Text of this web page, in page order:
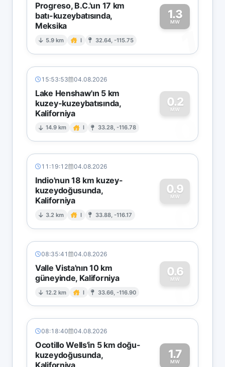
Progreso, B.C.'un 17 km
batı-kuzeybatısında,
Meksika
5.9 km I 32.64, -115.75
1.3
MW
1
15:53:53 04.08.2026
Lake Henshaw'ın 5 km
kuzey-kuzeybatısında,
Kaliforniya
14.9 km I 33.28, -116.78
0.2
MW
0
11:19:12 04.08.2026
Indio'nun 18 km kuzey-
kuzeydoğusunda,
Kaliforniya
3.2 km I 33.88, -116.17
0.9
MW
0
08:35:41 04.08.2026
Valle Vista'nın 10 km
güneyinde, Kaliforniya
12.2 km I 33.66, -116.90
0.6
MW
0
08:18:40 04.08.2026
Ocotillo Wells'in 5 km doğu-
kuzeydoğusunda,
1.7
MW